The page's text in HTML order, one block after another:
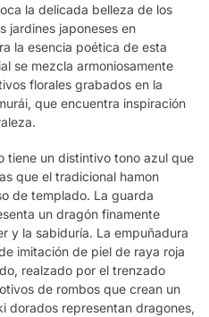
la delicada belleza de los
jardines japoneses en
la esencia poética de esta
se mezcla armoniosamente
florales grabados en la
que encuentra inspiración
tiene un distintivo tono azul que
que el tradicional hamon
de templado. La guarda
un dragón finamente
y la sabiduría. La empuñadura
imitación de piel de raya roja
realzado por el trenzado
de rombos que crean un
dorados representan dragones,